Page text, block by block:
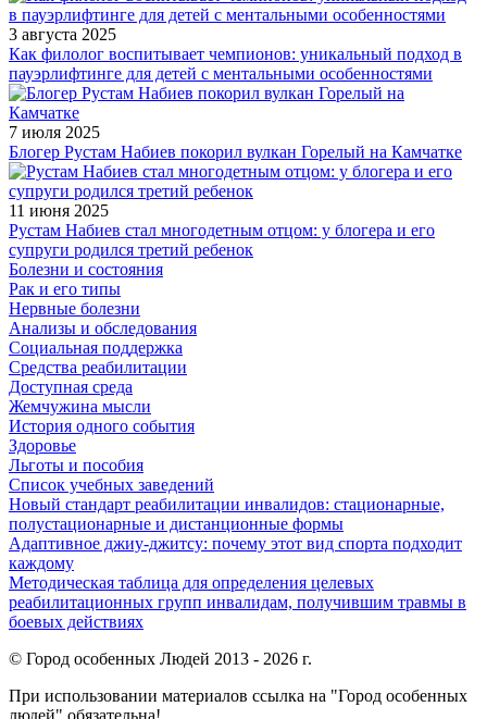
3 августа 2025
Как филолог воспитывает чемпионов: уникальный подход в
пауэрлифтинге для детей с ментальными особенностями
7 июля 2025
Блогер Рустам Набиев покорил вулкан Горелый на Камчатке
11 июня 2025
Рустам Набиев стал многодетным отцом: у блогера и его
супруги родился третий ребенок
Болезни и состояния
Рак и его типы
Нервные болезни
Анализы и обследования
Социальная поддержка
Средства реабилитации
Доступная среда
Жемчужина мысли
История одного события
Здоровье
Льготы и пособия
Список учебных заведений
Новый стандарт реабилитации инвалидов: стационарные,
полустационарные и дистанционные формы
Адаптивное джиу-джитсу: почему этот вид спорта подходит
каждому
Методическая таблица для определения целевых
реабилитационных групп инвалидам, получившим травмы в
боевых действиях
© Город особенных Людей 2013 - 2026 г.
При использовании материалов ссылка на "Город особенных